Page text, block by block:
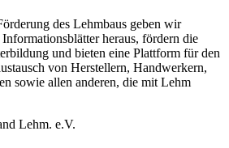
des Lehmbaus geben wir
heraus, fördern die
und bieten eine Plattform für den
von Herstellern, Handwerkern,
sowie allen anderen, die mit Lehm
Lehm. e.V.